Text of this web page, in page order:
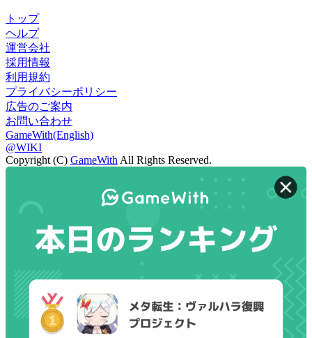
トップ
ヘルプ
運営会社
採用情報
利用規約
プライバシーポリシー
広告のご案内
お問い合わせ
GameWith(English)
@WIKI
Copyright (C) GameWith All Rights Reserved.